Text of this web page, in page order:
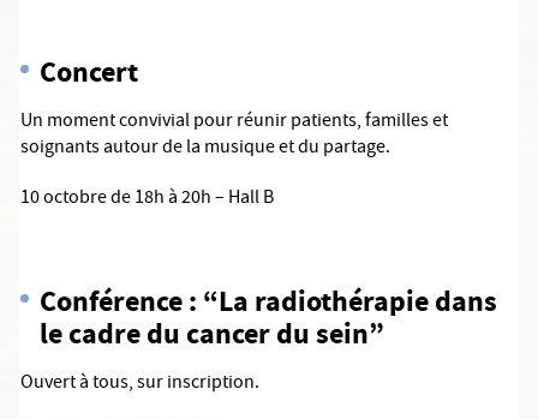
Concert
Un moment convivial pour réunir patients, familles et
soignants autour de la musique et du partage.
10 octobre de 18h à 20h – Hall B
Conférence : “La radiothérapie dans
le cadre du cancer du sein”
Ouvert à tous, sur inscription.